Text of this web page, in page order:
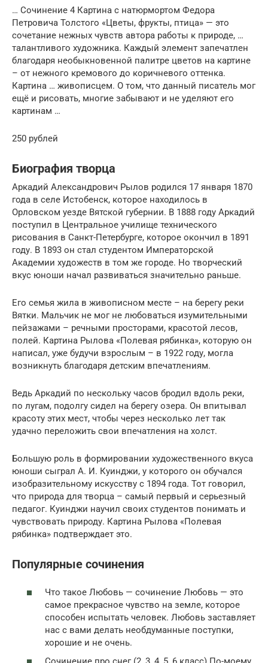
… Сочинение 4 Картина с натюрмортом Федора
Петровича Толстого «Цветы, фрукты, птица» — это
сочетание нежных чувств автора работы к природе, …
талантливого художника. Каждый элемент запечатлен
благодаря необыкновенной палитре цветов на картине
– от нежного кремового до коричневого оттенка.
Картина … живописцем. О том, что данный писатель мог
ещё и рисовать, многие забывают и не уделяют его
картинам …
250 рублей
Биография творца
Аркадий Александрович Рылов родился 17 января 1870
года в селе Истобенск, которое находилось в
Орловском уезде Вятской губернии. В 1888 году Аркадий
поступил в Центральное училище технического
рисования в Санкт-Петербурге, которое окончил в 1891
году. В 1893 он стал студентом Императорской
Академии художеств в том же городе. Но творческий
вкус юноши начал развиваться значительно раньше.
Его семья жила в живописном месте – на берегу реки
Вятки. Мальчик не мог не любоваться изумительными
пейзажами – речными просторами, красотой лесов,
полей. Картина Рылова «Полевая рябинка», которую он
написал, уже будучи взрослым – в 1922 году, могла
возникнуть благодаря детским впечатлениям.
Ведь Аркадий по нескольку часов бродил вдоль реки,
по лугам, подолгу сидел на берегу озера. Он впитывал
красоту этих мест, чтобы через несколько лет так
удачно переложить свои впечатления на холст.
Большую роль в формировании художественного вкуса
юноши сыграл А. И. Куинджи, у которого он обучался
изобразительному искусству с 1894 года. Тот говорил,
что природа для творца – самый первый и серьезный
педагог. Куинджи научил своих студентов понимать и
чувствовать природу. Картина Рылова «Полевая
рябинка» подтверждает это.
Популярные сочинения
Что такое Любовь — сочинение Любовь — это
самое прекрасное чувство на земле, которое
способен испытать человек. Любовь заставляет
нас с вами делать необдуманные поступки,
хорошие и не очень.